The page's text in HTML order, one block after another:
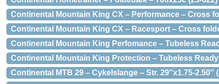
Continental Mountain King CX – Performance – Cross
Continental Mountain King CX – Racesport – Cross
Continental Mountain King Perfomance – Tubeless
Continental Mountain King Protection – Tubeless
Continental MTB 29 – Cykelslange – Str. 29″x1.75-2.50″